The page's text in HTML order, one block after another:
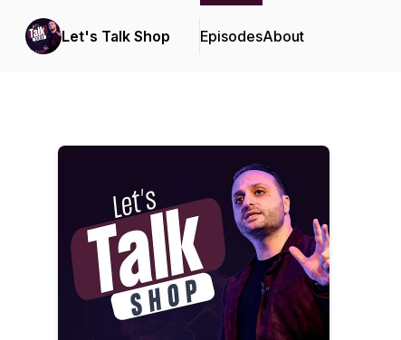
Let's Talk Shop EpisodesAbout